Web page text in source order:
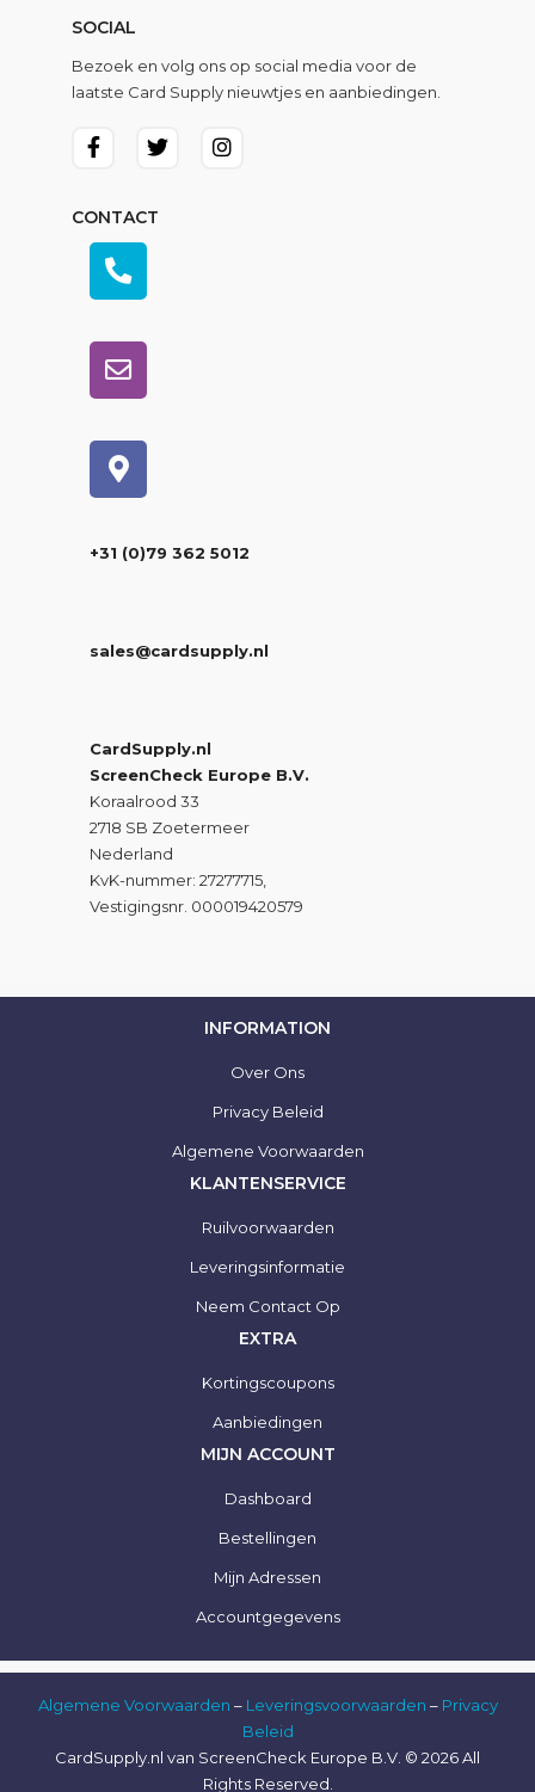
SOCIAL
Bezoek en volg ons op social media voor de
laatste Card Supply nieuwtjes en aanbiedingen.
CONTACT
+31 (0)79 362 5012
sales@cardsupply.nl
CardSupply.nl
ScreenCheck Europe B.V.
Koraalrood 33
2718 SB Zoetermeer
Nederland
KvK-nummer: 27277715,
Vestigingsnr. 000019420579
INFORMATION
Over Ons
Privacy Beleid
Algemene Voorwaarden
KLANTENSERVICE
Ruilvoorwaarden
Leveringsinformatie
Neem Contact Op
EXTRA
Kortingscoupons
Aanbiedingen
MIJN ACCOUNT
Dashboard
Bestellingen
Mijn Adressen
Accountgegevens
Algemene Voorwaarden – Leveringsvoorwaarden – Privacy
Beleid
CardSupply.nl van ScreenCheck Europe B.V. © 2026 All
Rights Reserved.